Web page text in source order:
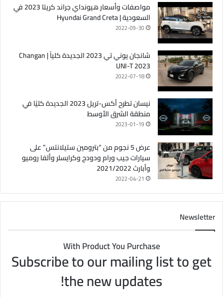
مواصفات وأسعار هيونداي جراند كريتا 2023 في
السعودية | Hyundai Grand Creta
2022-09-30
شانجان يوني تي 2023 الجديدة كلياً | Changan
UNI-T 2023
2022-07-18
نيسان تطرح أكس-تريل 2023 الجديدة كليًا في
منطقة الشرق الأوسط
2023-01-19
عرض 5 نجوم من “بترومين ستيلانتس” على
سيارات جيب ورام ودودج وكرايسلر وألفا روميو
وأبارث 2021/2022
2022-04-21
Newsletter
With Product You Purchase
Subscribe to our mailing list to get
the new updates!